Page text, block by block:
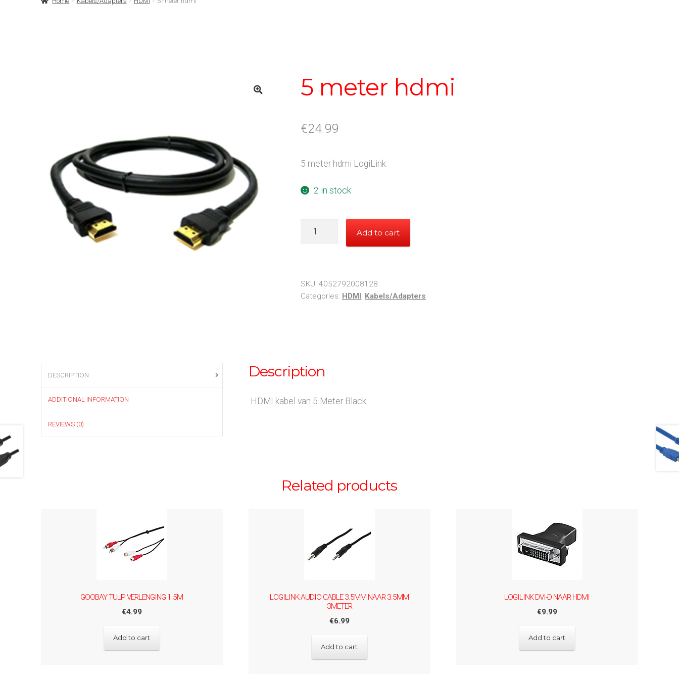
5 meter hdmi
€24.99
5 meter hdmi LogiLink
2 in stock
Add to cart
SKU: 4052792008128
Categories: HDMI, Kabels/Adapters
DESCRIPTION
ADDITIONAL INFORMATION
REVIEWS (0)
Description
HDMI kabel van 5 Meter Black.
Related products
GOOBAY TULP VERLENGING 1.5M
€4.99
Add to cart
LOGILINK AUDIO CABLE 3.5MM NAAR 3.5MM
3METER
€6.99
Add to cart
LOGILINK DVI-D NAAR HDMI
€9.99
Add to cart